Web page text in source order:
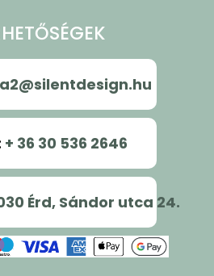
+ 36 30 536 2646
Érd, Sándor utca 24.